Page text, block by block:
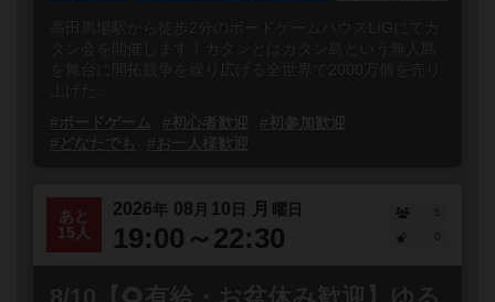
高田馬場駅から徒歩2分のボードゲームハウスLIGにてカ
タン会を開催します！カタンとはカタン島という無人島
を舞台に開拓競争を繰り広げる全世界で2000万個を売り
#ボードゲーム
#初心者歓迎
#初参加歓迎
#どなたでも
#お一人様歓迎
あと
15人
2026年 08 月 10 日 月 曜日
19:00～22:30
5